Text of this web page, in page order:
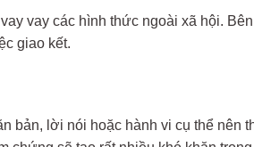
vay các hình thức ngoài xã hội.
giao kết.
bản, lời nói hoặc hành vi cụ thể